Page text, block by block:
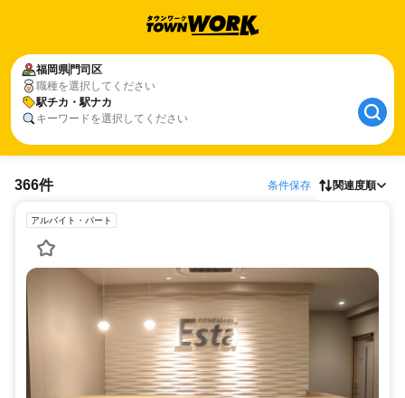
福岡県 門司区
職種を選択してください
駅チカ・駅ナカ
キーワードを選択してください
366件 条件保存 関連度順
アルバイト・パート